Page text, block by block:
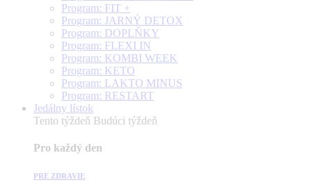
Program: FIT +
Program: JARNÝ DETOX
Program: DOPLŇKY
Program: FLEXI IN
Program: KOMBI WEEK
Program: KETO
Program: LAKTO MINUS
Program: RESTART
Jedálny lístok
Tento týždeň Budúci týždeň
Pro každý den
PRE ZDRAVIE